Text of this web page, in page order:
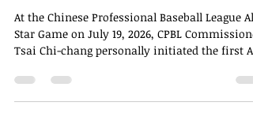
全衛生法》保障的是工作者的人格尊嚴，同時也沒
有否定企業依法享有的管理權。主管依法仍然可以
分派工作
At the Chinese Professional Baseball League All-
Star Game on July 19, 2026, CPBL
Tsai Chi-chang personally initiated the first
Wang Chien-ming that bounced in the dirt,
tapped his helmet to request a challenge. The